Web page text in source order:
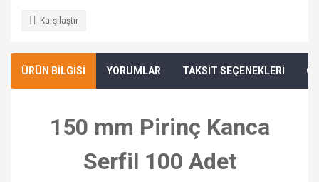
Karşılaştır
ÜRÜN BİLGİSİ YORUMLAR TAKSİT SEÇENEKLERİ
150 mm Pirinç Kanca
Serfil 100 Adet